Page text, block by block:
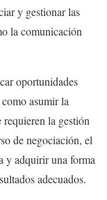
y gestionar las
la comunicación
oportunidades
asumir la
requieren la gestión
de negociación, el
y adquirir una forma
adecuados.